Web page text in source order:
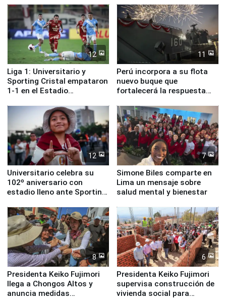
12
Liga 1: Universitario y
Sporting Cristal empataron
1-1 en el Estadio
11
Perú incorpora a su flota
nuevo buque que
fortalecerá la respuesta
12
Universitario celebra su
102º aniversario con
estadio lleno ante Sporting
7
Simone Biles comparte en
Lima un mensaje sobre
salud mental y bienestar
8
Presidenta Keiko Fujimori
llega a Chongos Altos y
anuncia medidas
6
Presidenta Keiko Fujimori
supervisa construcción de
vivienda social para